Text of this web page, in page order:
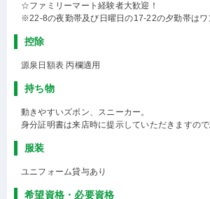
☆ファミリーマート経験者大歓迎！
※22-8の夜勤帯及び日曜日の17-22の夕勤帯はワ
控除
源泉日額表 丙欄適用
持ち物
動きやすいズボン、スニーカー。
身分証明書は来店時に提示していただきますの
服装
ユニフォーム貸与あり
希望資格・必要資格